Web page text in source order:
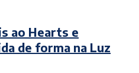
ao Hearts e
de forma na Luz